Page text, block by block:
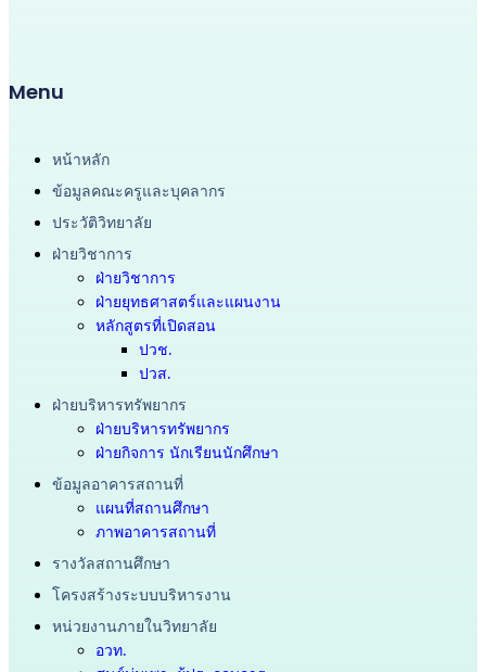
Menu
หน้าหลัก
ข้อมูลคณะครูและบุคลากร
ประวัติวิทยาลัย
ฝ่ายวิชาการ
ฝ่ายวิชาการ
ฝ่ายยุทธศาสตร์และแผนงาน
หลักสูตรที่เปิดสอน
ปวช.
ปวส.
ฝ่ายบริหารทรัพยากร
ฝ่ายบริหารทรัพยากร
ฝ่ายกิจการ นักเรียนนักศึกษา
ข้อมูลอาคารสถานที่
แผนที่สถานศึกษา
ภาพอาคารสถานที่
รางวัลสถานศึกษา
โครงสร้างระบบบริหารงาน
หน่วยงานภายในวิทยาลัย
อวท.